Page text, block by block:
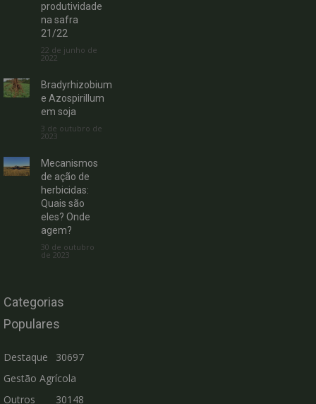
produtividade
na safra
21/22
22 de junho de
2022
Bradyrhizobium
e Azospirillum
em soja
3 de outubro de
2023
Mecanismos
de ação de
herbicidas:
Quais são
eles? Onde
agem?
30 de outubro
de 2023
Categorias
Populares
Destaque
30697
Gestão Agrícola
30148
Outros